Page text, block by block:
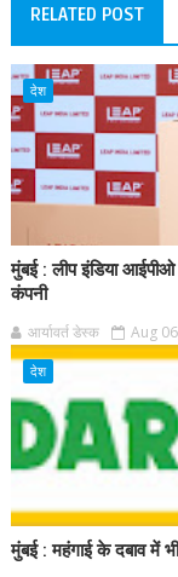
RELATED POST
देश
मुंबई : लीप इंडिया
कंपनी
आर्यावर्त डेस्क Aug
देश
मुंबई : महंगाई के दबाव में